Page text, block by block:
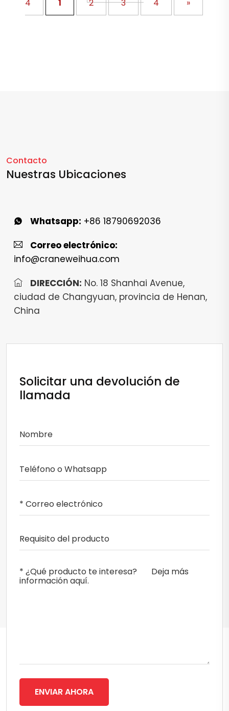
4 1 2 3 4 »
Contacto
Nuestras Ubicaciones
Whatsapp: +86 18790692036
Correo electrónico:
info@craneweihua.com
DIRECCIÓN: No. 18 Shanhai Avenue,
ciudad de Changyuan, provincia de Henan,
China
Solicitar una devolución de
llamada
ENVIAR AHORA